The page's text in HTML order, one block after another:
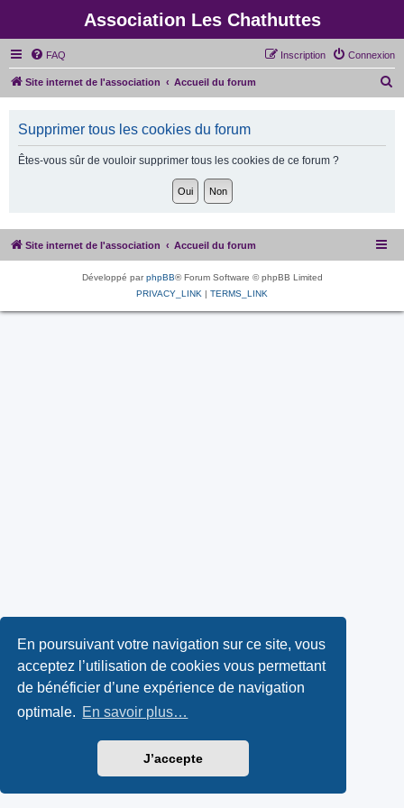
En poursuivant votre navigation sur ce site, vous
acceptez l’utilisation de cookies vous permettant
de bénéficier d’une expérience de navigation
optimale. En savoir plus…
J’accepte
Association Les Chathuttes
FAQ Connexion
Inscription
Site internet de l'association Accueil du forum
h
Supprimer tous les cookies du forum
Êtes-vous sûr de vouloir supprimer tous les cookies de ce forum ?
Site internet de l'association Accueil du forum
Développé parphpBB® Forum Software © phpBB Limited
PRIVACY_LINK | TERMS_LINK